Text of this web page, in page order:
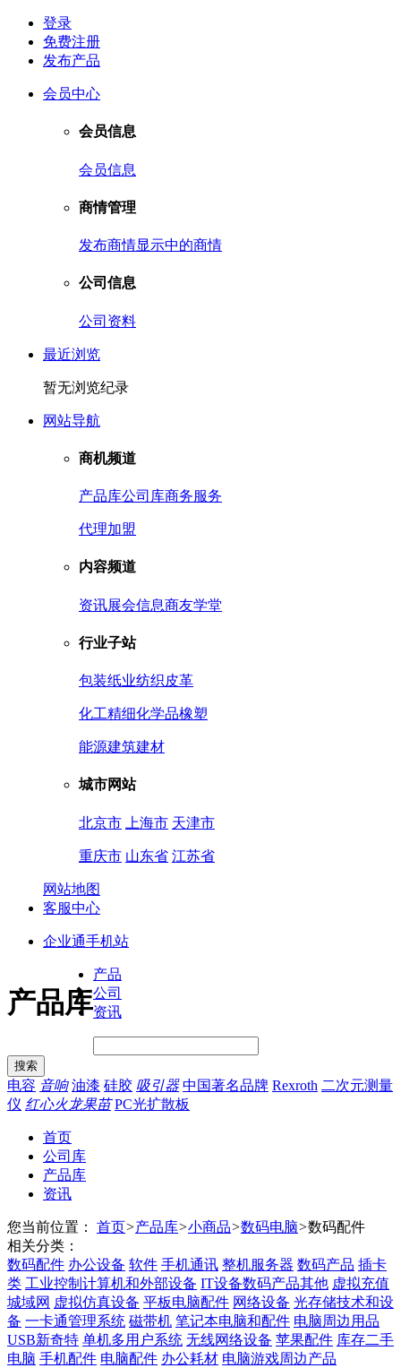
登录
免费注册
发布产品
会员中心
会员信息
会员信息
商情管理
发布商情显示中的商情
公司信息
公司资料
最近浏览
暂无浏览纪录
网站导航
商机频道
产品库公司库商务服务
代理加盟
内容频道
资讯展会信息商友学堂
行业子站
包装纸业纺织皮革
化工精细化学品橡塑
能源建筑建材
城市网站
北京市 上海市 天津市
重庆市 山东省 江苏省
网站地图
客服中心
企业通手机站
产品库
产品
公司
资讯
电容 音响 油漆 硅胶 吸引器 中国著名品牌 Rexroth 二次元测量
仪 红心火龙果苗 PC光扩散板
首页
公司库
产品库
资讯
您当前位置： 首页>产品库>小商品>数码电脑>数码配件
相关分类：
数码配件 办公设备 软件 手机通讯 整机服务器 数码产品 插卡
类 工业控制计算机和外部设备 IT设备数码产品其他 虚拟充值
城域网 虚拟仿真设备 平板电脑配件 网络设备 光存储技术和设
备 一卡通管理系统 磁带机 笔记本电脑和配件 电脑周边用品
USB新奇特 单机多用户系统 无线网络设备 苹果配件 库存二手
电脑 手机配件 电脑配件 办公耗材 电脑游戏周边产品